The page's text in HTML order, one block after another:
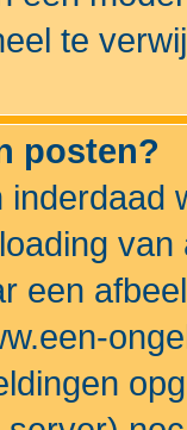
te
posten?
een